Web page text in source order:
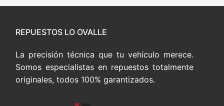
REPUESTOS LO OVALLE
La precisión técnica que tu vehículo merece.
Somos especialistas en repuestos totalmente
originales, todos 100% garantizados.